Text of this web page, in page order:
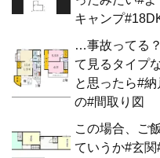
キャンプ
…事故ってる
て見るタイプ
と思ったら#
の#間取り図
この場合、ご
ていうか#玄